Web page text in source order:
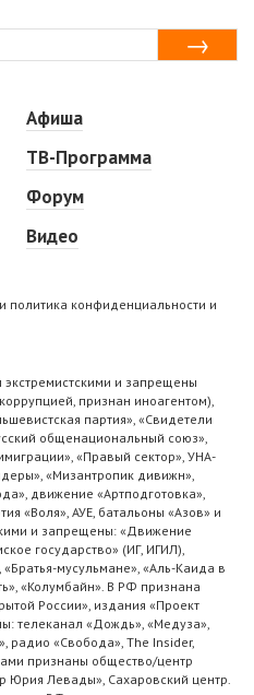
Афиша
ТВ-Программа
Форум
Видео
политика конфиденциальности и
экстремистскими и запрещены
признан иноагентом),
партия», «Свидетели
общенациональный союз»,
«Правый сектор», УНА-
«Мизантропик дивижн»,
движение «Артподготовка»,
«Воля», АУЕ, батальоны «Азов» и
и запрещены: «Движение
государство» (ИГ, ИГИЛ),
мусульмане», «Аль-Каида в
«Колумбайн». В РФ признана
России», издания «Проект
телеканал «Дождь», «Медуза»,
радио «Свобода», The Insider,
признаны общество/центр
Юрия Левады», Сахаровский центр.